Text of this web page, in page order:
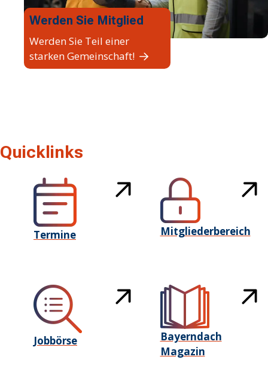
Werden Sie Mitglied
Werden Sie Teil einer
starken Gemeinschaft!
Quicklinks
Termine Mitgliederbereich
Jobbörse
Bayerndach
Magazin